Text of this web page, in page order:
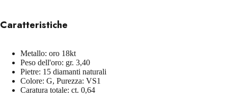
Caratteristiche
Metallo: oro 18kt
Peso dell'oro: gr. 3,40
Pietre: 15 diamanti naturali
Colore: G, Purezza: VS1
Caratura totale: ct. 0,64